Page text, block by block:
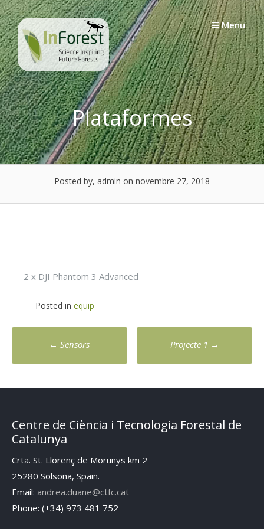
Skip
to
content
Menu
Plataformes
Posted by, admin on novembre 27, 2018
2 x DJI Phantom 3 Advanced
Posted in equip
Post
navigation
← Sensors Projecte 1 →
Centre de Ciència i Tecnologia Forestal de
Catalunya
Crta. St. Llorenç de Morunys km 2
25280 Solsona, Spain.
Email: andrea.duane@ctfc.cat
Phone: (+34) 973 481 752